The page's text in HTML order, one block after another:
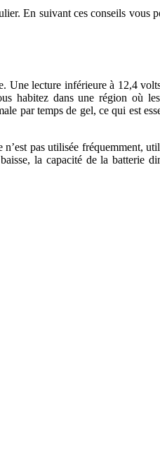
En suivant ces conseils vous
Une lecture inférieure à 12,4
habitez dans une région où
par temps de gel, ce qui est
pas utilisée fréquemment,
la capacité de la batterie